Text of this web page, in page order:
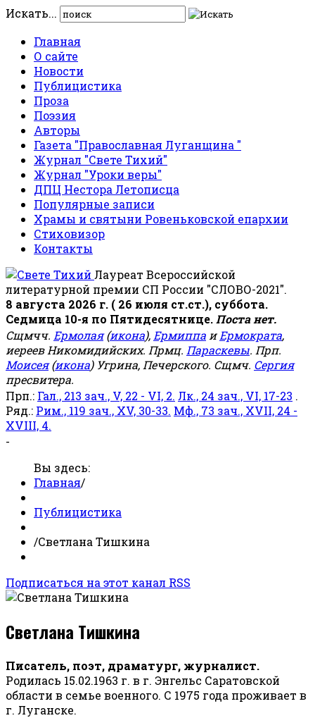
Искать...
Главная
О сайте
Новости
Публицистика
Проза
Поэзия
Авторы
Газета "Православная Луганщина "
Журнал "Свете Тихий"
Журнал "Уроки веры"
ДПЦ Нестора Летописца
Популярные записи
Храмы и святыни Ровеньковской епархии
Стиховизор
Контакты
Лауреат Всероссийской
литературной премии СП России "СЛОВО-2021".
8 августа 2026 г. ( 26 июля ст.ст.), суббота.
Седмица 10-я по Пятидесятнице. Поста нет.
Сщмчч. Ермолая(икона), Ермиппа иЕрмократа,
иереев Никомидийских. Прмц. Параскевы. Прп.
Моисея(икона) Угрина, Печерского. Сщмч. Сергия
пресвитера.
Прп.: Гал., 213 зач., V, 22 - VI, 2. Лк., 24 зач., VI, 17-23 .
Ряд.: Рим., 119 зач., XV, 30-33. Мф., 73 зач., XVII, 24 -
XVIII, 4.
-
Вы здесь:
Главная/
Публицистика
/Светлана Тишкина
Подписаться на этот канал RSS
Светлана Тишкина
Писатель, поэт, драматург, журналист.
Родилась 15.02.1963 г. в г. Энгельс Саратовской
области в семье военного. С 1975 года проживает в
г. Луганске.